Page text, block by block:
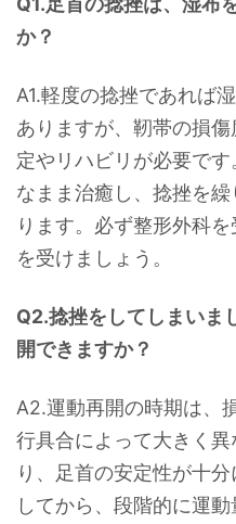
か？
A1.軽度の捻挫であれば
ありますが、靭帯の損
定やリハビリが必要で
なまま治癒し、捻挫を
ります。必ず整形外科
を受けましょう。
Q2.捻挫をしてしまいま
開できますか？
A2.運動再開の時期は、
行具合によって大きく
り、足首の安定性が十
してから、段階的に運